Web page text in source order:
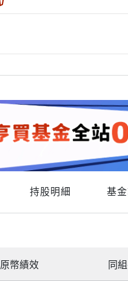
持股明細 基
原幣績效
同